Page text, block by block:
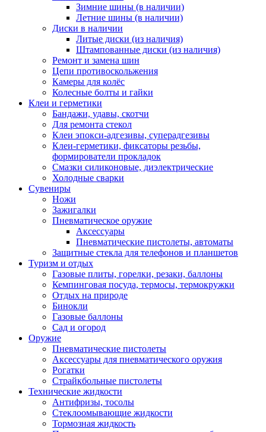
Зимние шины (в наличии)
Летние шины (в наличии)
Диски в наличии
Литые диски (из наличия)
Штампованные диски (из наличия)
Ремонт и замена шин
Цепи противоскольжения
Камеры для колёс
Колесные болты и гайки
Клеи и герметики
Бандажи, удавы, скотчи
Для ремонта стекол
Клеи эпокси-адгезивы, суперадгезивы
Клеи-герметики, фиксаторы резьбы,
формирователи прокладок
Смазки силиконовые, диэлектрические
Холодные сварки
Сувениры
Ножи
Зажигалки
Пневматическое оружие
Аксессуары
Пневматические пистолеты, автоматы
Защитные стекла для телефонов и планшетов
Туризм и отдых
Газовые плиты, горелки, резаки, баллоны
Кемпинговая посуда, термосы, термокружки
Отдых на природе
Бинокли
Газовые баллоны
Сад и огород
Оружие
Пневматические пистолеты
Аксессуары для пневматического оружия
Рогатки
Страйкбольные пистолеты
Технические жидкости
Антифризы, тосолы
Стеклоомывающие жидкости
Тормозная жидкость